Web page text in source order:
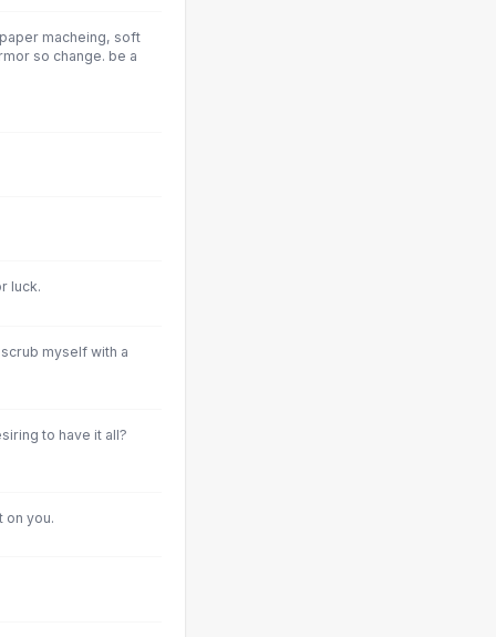
macheing, soft
so change. be a
luck.
myself with a
to have it all?
on you.